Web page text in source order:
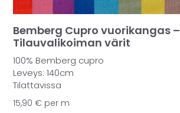
Bemberg Cupro vuorikangas –
Tilauvalikoiman värit
100% Bemberg cupro
Leveys: 140cm
Tilattavissa
15,90€ per m